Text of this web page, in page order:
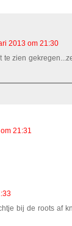
2013 om 21:30
te zien
21:31
bij de roots af